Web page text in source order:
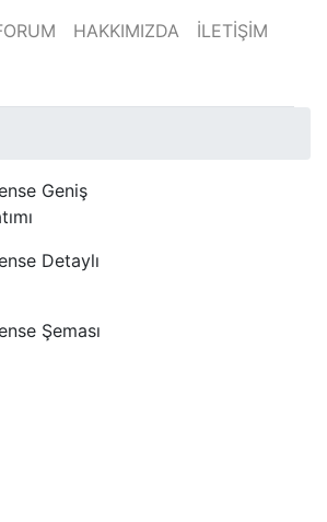
HAKKIMIZDA İLETİŞİM
Geniş
Detaylı
Şeması